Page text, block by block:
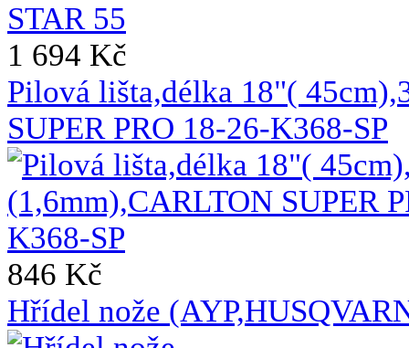
1 694 Kč
Pilová lišta,délka 18"(
SUPER PRO 18-26-K368-SP
846 Kč
Hřídel nože